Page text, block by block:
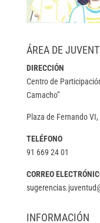
ÁREA DE
DIRECCIÓN
Centro de
Camacho”
Plaza de Fernando
TELÉFONO
91 669 24 01
CORREO
INFORMACIÓN